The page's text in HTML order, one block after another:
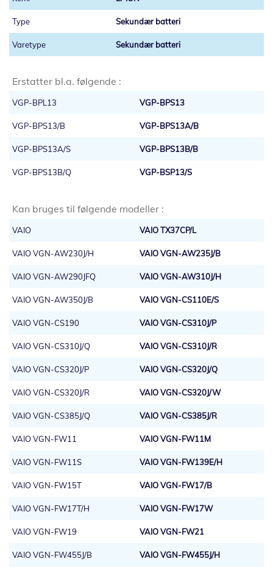
Sekundær batteri
Sekundær batteri
Erstatter bl.a. følgende :
VGP-BPL13 VGP-BPS13
VGP-BPS13/B VGP-BPS13A/B
VGP-BPS13A/S VGP-BPS13B/B
VGP-BPS13B/Q VGP-BSP13/S
Kan bruges til følgende modeller :
VAIO VAIO TX37CP/L
VAIO VGN-AW230J/H VAIO VGN-AW235J/B
VAIO VGN-AW290JFQ VAIO VGN-AW310J/H
VAIO VGN-AW350J/B VAIO VGN-CS110E/S
VAIO VGN-CS190 VAIO VGN-CS310J/P
VAIO VGN-CS310J/Q VAIO VGN-CS310J/R
VAIO VGN-CS320J/P VAIO VGN-CS320J/Q
VAIO VGN-CS320J/R VAIO VGN-CS320J/W
VAIO VGN-CS385J/Q VAIO VGN-CS385J/R
VAIO VGN-FW11 VAIO VGN-FW11M
VAIO VGN-FW11S VAIO VGN-FW139E/H
VAIO VGN-FW15T VAIO VGN-FW17/B
VAIO VGN-FW17T/H VAIO VGN-FW17W
VAIO VGN-FW19 VAIO VGN-FW21
VAIO VGN-FW455J/B VAIO VGN-FW455J/H